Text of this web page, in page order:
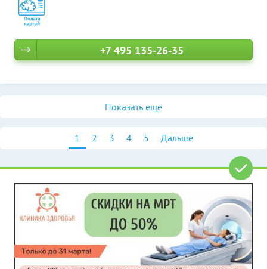
+7 495 135-26-35
Показать ещё
1 2 3 4 5 Дальше